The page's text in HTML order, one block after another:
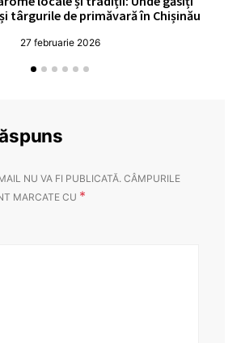
târgurile de primăvară în Chișinău
27 februarie 2026
NU VA FI PUBLICATĂ. CÂMPURILE
MARCATE CU *